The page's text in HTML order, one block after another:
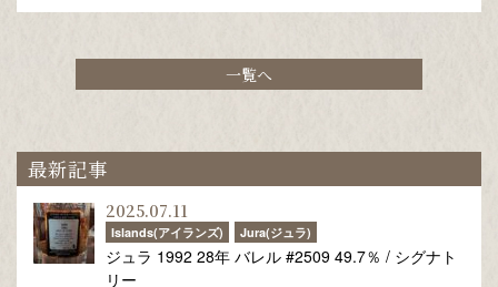
一覧へ
最新記事
2025.07.11
Islands(アイランズ) Jura(ジュラ)
ジュラ 1992 28年 バレル #2509 49.7％ / シグナト
リー